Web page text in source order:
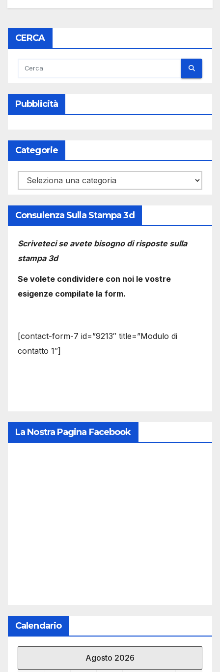
CERCA
Pubblicità
Categorie
Categorie
Consulenza Sulla Stampa 3d
Scriveteci se avete bisogno di risposte sulla
stampa 3d
Se volete condividere con noi le vostre
esigenze compilate la form.
[contact-form-7 id=”9213″ title=”Modulo di
contatto 1″]
La Nostra Pagina Facebook
Calendario
Agosto 2026